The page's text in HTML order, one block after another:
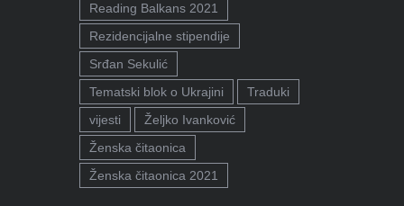
Reading Balkans 2021
Rezidencijalne stipendije
Srđan Sekulić
Tematski blok o Ukrajini
Traduki
vijesti
Željko Ivanković
Ženska čitaonica
Ženska čitaonica 2021